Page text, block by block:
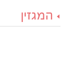
המגזין